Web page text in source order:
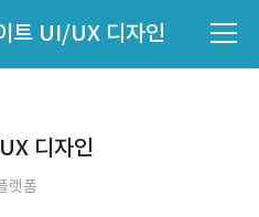
트 UI/UX 디자인
디자인
랫폼